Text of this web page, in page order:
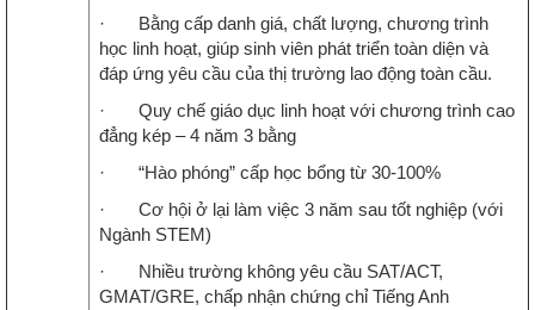
· Bằng cấp danh giá, chất lượng, chương trình
học linh hoạt, giúp sinh viên phát triển toàn diện và
đáp ứng yêu cầu của thị trường lao động toàn cầu.
· Quy chế giáo dục linh hoạt với chương trình cao
đẳng kép – 4 năm 3 bằng
· “Hào phóng” cấp học bổng từ 30-100%
· Cơ hội ở lại làm việc 3 năm sau tốt nghiệp (với
Ngành STEM)
· Nhiều trường không yêu cầu SAT/ACT,
GMAT/GRE, chấp nhận chứng chỉ Tiếng Anh